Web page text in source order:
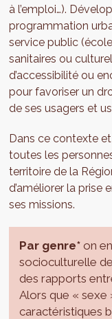
à l’emploi…).
programmation
service public
sanitaires ou
d’accessibilité ou
pour favoriser un
de ses usagers et
Dans ce contexte
toutes les
territoire de la
d’améliorer la prise
ses missions.
Par genre* on
socioculturelle
des rapports
Alors que « sexe
caractéristiques